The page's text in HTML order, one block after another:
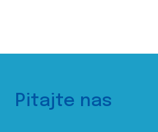
Pitajte nas